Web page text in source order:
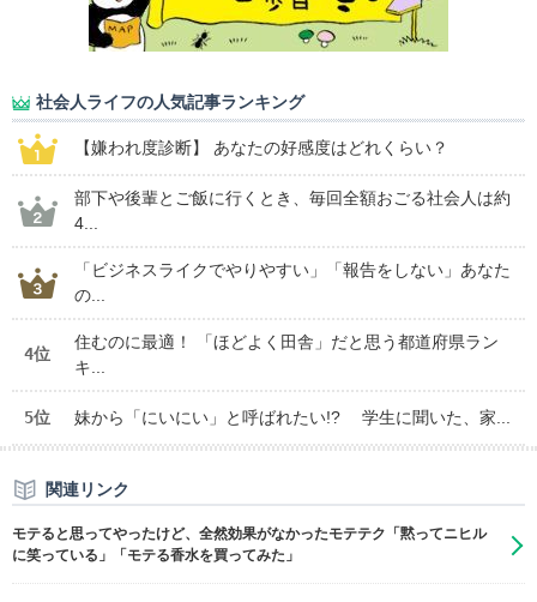
社会人ライフの人気記事ランキング
【嫌われ度診断】 あなたの好感度はどれくらい？
部下や後輩とご飯に行くとき、毎回全額おごる社会人は約
4...
「ビジネスライクでやりやすい」「報告をしない」あなた
の...
4位
住むのに最適！ 「ほどよく田舎」だと思う都道府県ラン
キ...
5位 妹から「にいにい」と呼ばれたい!? 学生に聞いた、家...
関連リンク
モテると思ってやったけど、全然効果がなかったモテテク「黙ってニヒル
に笑っている」「モテる香水を買ってみた」